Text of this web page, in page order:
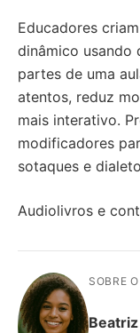
Educadores
dinâmico usando
partes de uma
atentos, reduz
mais interativo.
modificadores
sotaques e
Audiolivros e
SOBRE